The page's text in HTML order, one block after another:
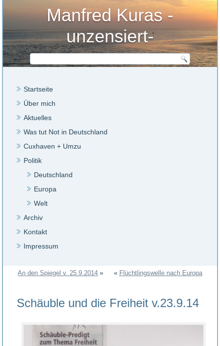
Manfred Kuras -
unzensiert-
Startseite
Über mich
Aktuelles
Was tut Not in Deutschland
Cuxhaven + Umzu
Politik
Deutschland
Europa
Welt
Archiv
Kontakt
Impressum
An den Spiegel v. 25.9.2014 » « Flüchtlingswelle nach Europa
Schäuble und die Freiheit v.23.9.14